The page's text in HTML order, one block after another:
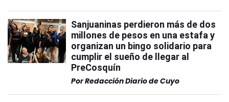
Sanjuaninas perdieron más de dos
millones de pesos en una estafa y
organizan un bingo solidario para
cumplir el sueño de llegar al
PreCosquín
PorRedacción Diario de Cuyo